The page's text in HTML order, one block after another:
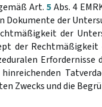
Art.5Abs. 4
Dokumente der
der
der
hinreichenden
Zwecks und die